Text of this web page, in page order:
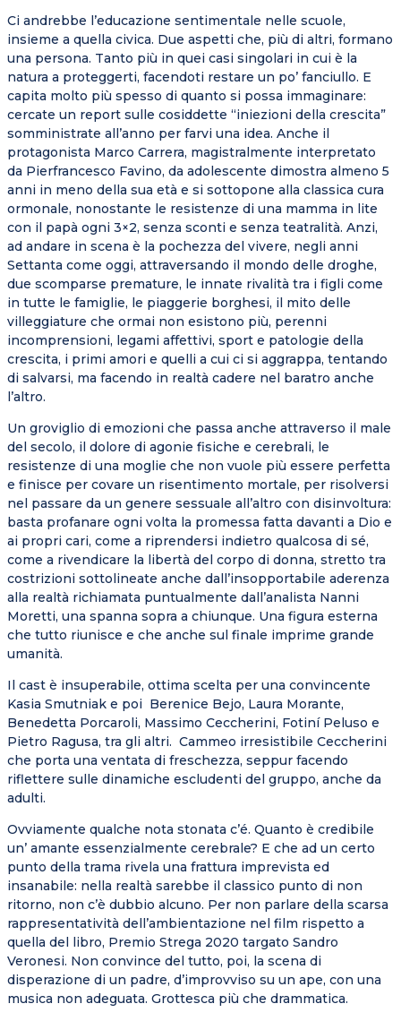
Ci andrebbe l’educazione sentimentale nelle scuole,
insieme a quella civica. Due aspetti che, più di altri, formano
una persona. Tanto più in quei casi singolari in cui è la
natura a proteggerti, facendoti restare un po’ fanciullo. E
capita molto più spesso di quanto si possa immaginare:
cercate un report sulle cosiddette “iniezioni della crescita”
somministrate all’anno per farvi una idea. Anche il
protagonista Marco Carrera, magistralmente interpretato
da Pierfrancesco Favino, da adolescente dimostra almeno 5
anni in meno della sua età e si sottopone alla classica cura
ormonale, nonostante le resistenze di una mamma in lite
con il papà ogni 3×2, senza sconti e senza teatralità. Anzi,
ad andare in scena è la pochezza del vivere, negli anni
Settanta come oggi, attraversando il mondo delle droghe,
due scomparse premature, le innate rivalità tra i figli come
in tutte le famiglie, le piaggerie borghesi, il mito delle
villeggiature che ormai non esistono più, perenni
incomprensioni, legami affettivi, sport e patologie della
crescita, i primi amori e quelli a cui ci si aggrappa, tentando
di salvarsi, ma facendo in realtà cadere nel baratro anche
l’altro.
Un groviglio di emozioni che passa anche attraverso il male
del secolo, il dolore di agonie fisiche e cerebrali, le
resistenze di una moglie che non vuole più essere perfetta
e finisce per covare un risentimento mortale, per risolversi
nel passare da un genere sessuale all’altro con disinvoltura:
basta profanare ogni volta la promessa fatta davanti a Dio e
ai propri cari, come a riprendersi indietro qualcosa di sé,
come a rivendicare la libertà del corpo di donna, stretto tra
costrizioni sottolineate anche dall’insopportabile aderenza
alla realtà richiamata puntualmente dall’analista Nanni
Moretti, una spanna sopra a chiunque. Una figura esterna
che tutto riunisce e che anche sul finale imprime grande
umanità.
Il cast è insuperabile, ottima scelta per una convincente
Kasia Smutniak e poi Berenice Bejo, Laura Morante,
Benedetta Porcaroli, Massimo Ceccherini, Fotiní Peluso e
Pietro Ragusa, tra gli altri. Cammeo irresistibile Ceccherini
che porta una ventata di freschezza, seppur facendo
riflettere sulle dinamiche escludenti del gruppo, anche da
adulti.
Ovviamente qualche nota stonata c’é. Quanto è credibile
un’ amante essenzialmente cerebrale? E che ad un certo
punto della trama rivela una frattura imprevista ed
insanabile: nella realtà sarebbe il classico punto di non
ritorno, non c’è dubbio alcuno. Per non parlare della scarsa
rappresentatività dell’ambientazione nel film rispetto a
quella del libro, Premio Strega 2020 targato Sandro
Veronesi. Non convince del tutto, poi, la scena di
disperazione di un padre, d’improvviso su un ape, con una
musica non adeguata. Grottesca più che drammatica.